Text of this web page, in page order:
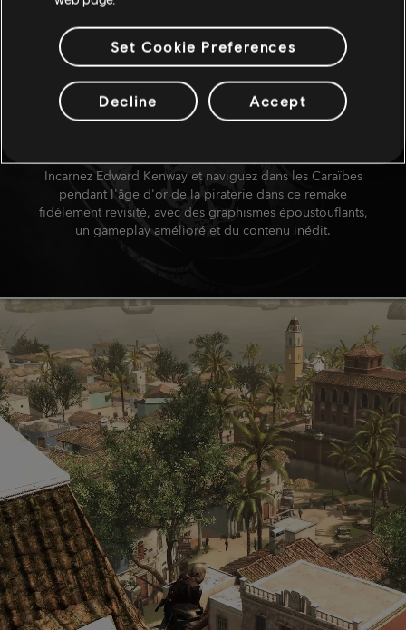
UNE EXPÉRIENCE
RETRAVAILLÉE ET
AMÉLIORÉE
L'aventure de pirate en solo iconique est de retour.
Incarnez Edward Kenway et naviguez dans les Caraïbes
pendant l'âge d'or de la piraterie dans ce remake
fidèlement revisité, avec des graphismes époustouflants,
un gameplay amélioré et du contenu inédit.
Set Cookie Preferences
Decline Accept